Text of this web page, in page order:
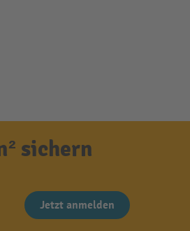
sichern
Jetzt anmelden